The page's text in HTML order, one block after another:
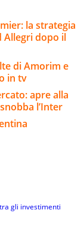
la strategia
Allegri dopo il
di Amorim e
in tv
apre alla
l’Inter
gli investimenti